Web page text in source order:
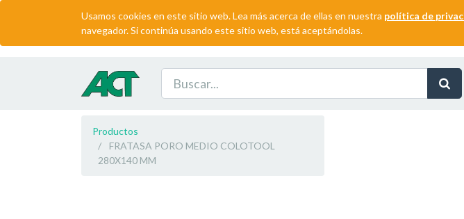
Usamos cookies en este sitio web. Lea más acerca de ellas en nuestra política de
navegador. Si continúa usando este sitio web, está aceptándolas.
Productos
FRATASA PORO MEDIO COLOTOOL
280X140 MM